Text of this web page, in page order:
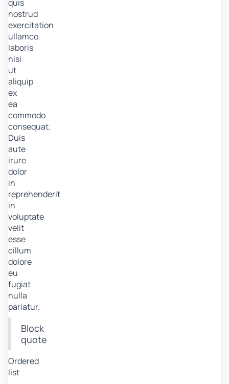
quis
nostrud
exercitation
ullamco
laboris
nisi
ut
aliquip
ex
ea
commodo
consequat.
Duis
aute
irure
dolor
in
reprehenderit
in
voluptate
velit
esse
cillum
dolore
eu
fugiat
nulla
pariatur.
Block
quote
Ordered
list